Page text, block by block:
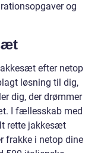
og
efter netop
løsning til dig,
dig, der drømmer
I fællesskab med
rette jakkesæt
frakke i netop dine